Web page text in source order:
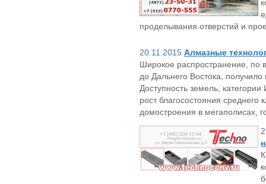
проделывания отверстий и
20.11.2015 Алмазные
Широкое распространение, по
до Дальнего Востока,
Доступность земель,
рост благосостояния среднего
домостроения в мегаполисах,